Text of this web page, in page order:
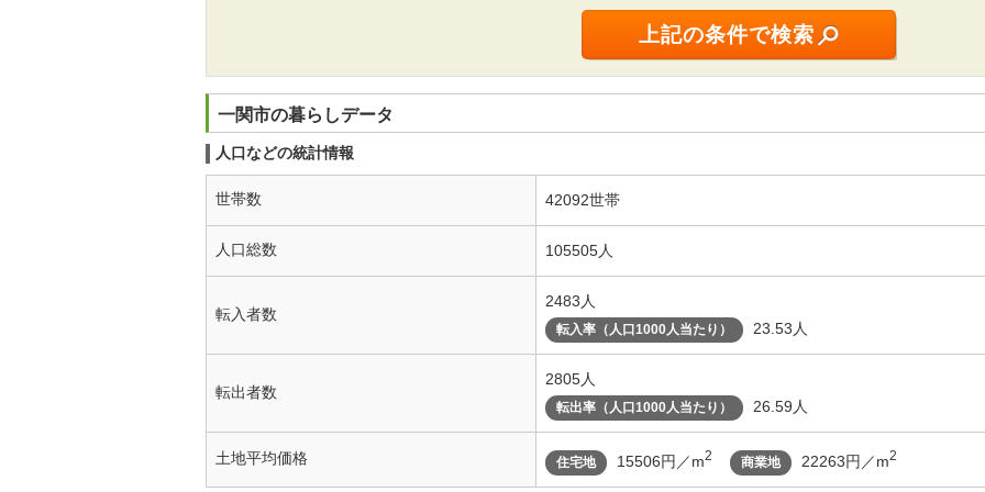
一関市の暮らしデータ
人口などの統計情報
世帯数 42092世帯
人口総数 105505人
転入者数
2483人
転入率（人口1000人当たり） 23.53人
転出者数
2805人
転出率（人口1000人当たり） 26.59人
土地平均価格 住宅地 15506円／m2 商業地 22263円／m2